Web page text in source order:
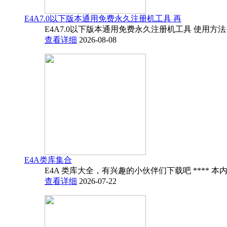
E4A7.0以下版本通用免费永久注册机工具 再
E4A7.0以下版本通用免费永久注册机工具 使用方
查看详细 2026-08-08
E4A类库集合
E4A 类库大全，有兴趣的小伙伴们下载吧 **** 本
查看详细 2026-07-22